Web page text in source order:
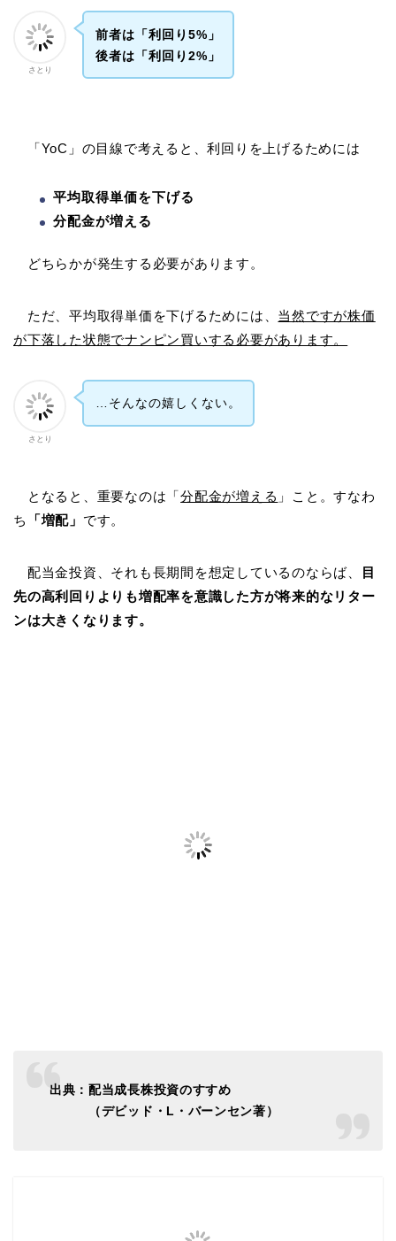
さとり
前者は「利回り5%」
後者は「利回り2%」
「YoC」の目線で考えると、利回りを上げるためには
平均取得単価を下げる
分配金が増える
どちらかが発生する必要があります。
ただ、平均取得単価を下げるためには、 当然ですが株価
が下落した状態でナンピン買いする必要があります。
さとり
…そんなの嬉しくない。
となると、重要なのは「分配金が増える 」こと。すなわ
ち
「増配」 です。
配当金投資、それも長期間を想定しているのならば、
目
先の高利回りよりも増配率を意識した方が将来的なリター
ンは大きくなります。
出典：配当成長株投資のすすめ
（デビッド・L・バーンセン著）